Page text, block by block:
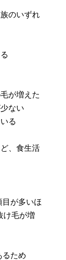
のいずれ
が増えた
ない
る
、食生活
目が多いほ
け毛が増
るため